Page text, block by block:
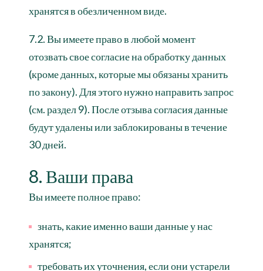
хранятся в обезличенном виде.
7.2. Вы имеете право в любой момент
отозвать свое согласие на обработку данных
(кроме данных, которые мы обязаны хранить
по закону). Для этого нужно направить запрос
(см. раздел 9). После отзыва согласия данные
будут удалены или заблокированы в течение
30 дней.
8. Ваши права
Вы имеете полное право:
знать, какие именно ваши данные у нас
хранятся;
требовать их уточнения, если они устарели